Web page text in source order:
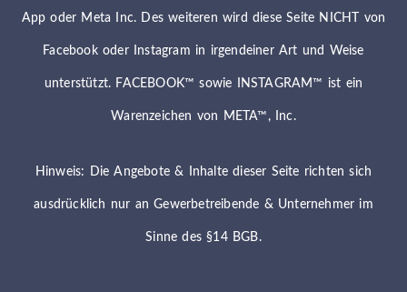
App oder Meta Inc. Des weiteren wird diese Seite NICHT von
Facebook oder Instagram in irgendeiner Art und Weise
unterstützt. FACEBOOK™ sowie INSTAGRAM™ ist ein
Warenzeichen von META™, Inc.
Hinweis: Die Angebote & Inhalte dieser Seite richten sich
ausdrücklich nur an Gewerbetreibende & Unternehmer im
Sinne des §14 BGB.